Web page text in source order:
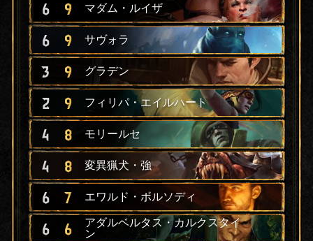
6 9 マダム・ルイザ
6 9 サヴォラ
3 9 グラデン
2 9 フィリパ・エイルハート
4 8 モリールセ
4 8 変異猟犬・強
6 7 エワルド・ボルソディ
6 6
アダルベルタス・カルクスタイ
ン